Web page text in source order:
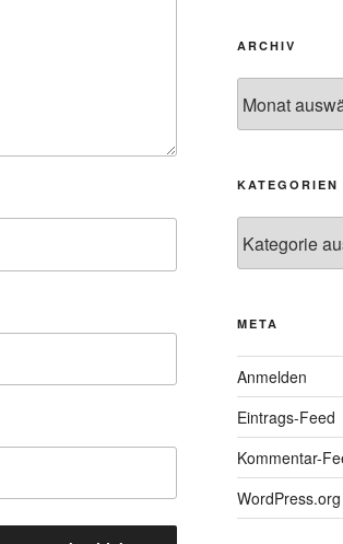
ARCHIV
KATEGORIEN
META
Anmelden
Eintrags-Feed
Kommentar-
WordPress.org